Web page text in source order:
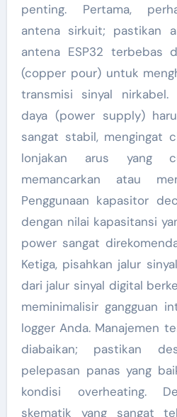
penting. Pertama,
antena sirkuit; pastikan
antena ESP32 terbebas
(copper pour) untuk
transmisi sinyal
daya (power supply)
sangat stabil, mengingat
lonjakan arus yang
memancarkan atau
Penggunaan kapasitor
dengan nilai kapasitansi
power sangat
Ketiga, pisahkan jalur
dari jalur sinyal digital
meminimalisir gangguan
logger Anda. Manajemen
diabaikan; pastikan
pelepasan panas yang
kondisi overheating.
skematik yang sangat